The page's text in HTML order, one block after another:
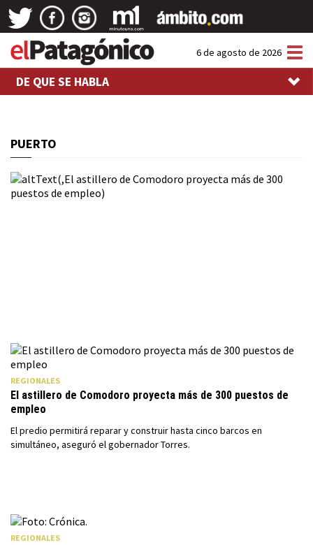
6 de agosto de 2026
DE QUE SE HABLA
PUERTO
REGIONALES
El astillero de Comodoro proyecta más de 300 puestos de
empleo
El predio permitirá reparar y construir hasta cinco barcos en
simultáneo, aseguró el gobernador Torres.
REGIONALES